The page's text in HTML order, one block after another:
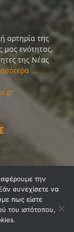
αρτηρία της
μας ενότητας,
της Νέας
...
Sitemap
την
συνεχίσετε να
πως είστε
του ιστότοπου,